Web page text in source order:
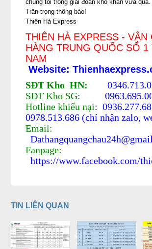
chúng tôi trong giai đoạn khó khăn vừa qua.
Trân trọng thông báo!
Thiên Hà Express
THIÊN HÀ EXPRESS - VẬN
HÀNG TRUNG QUỐC SỐ 1
NAM
Website:
SĐT Kho HN:
SĐT Kho SG:
Hotline khiếu nại:
0978.513.686 (chỉ nhận zalo,
Email:
Fanpage:
https://www.facebook.com/
TIN LIÊN QUAN